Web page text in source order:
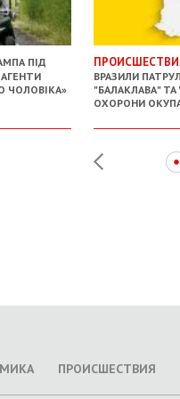
ПІД
ЧОЛОВІКА»
ВРАЗИЛИ
"БАЛАКЛАВА" ТА
ОХОРОНИ
ПРОИСШЕСТВИЯ